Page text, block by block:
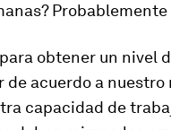
Probablemente
obtener un nivel
acuerdo a nuestro
capacidad de